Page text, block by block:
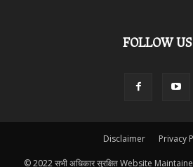
FOLLOW US
Disclaimer Privacy
© 2022 सभी अधिकार सुरक्षित Website